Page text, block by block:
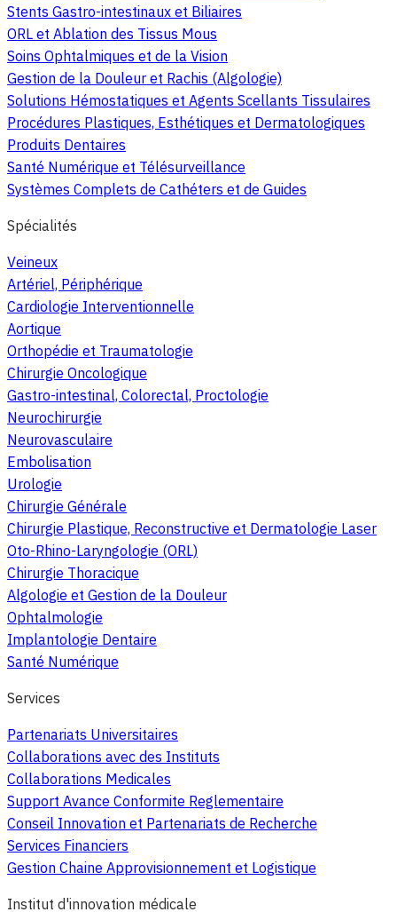
Stents Gastro-intestinaux et Biliaires
ORL et Ablation des Tissus Mous
Soins Ophtalmiques et de la Vision
Gestion de la Douleur et Rachis (Algologie)
Solutions Hémostatiques et Agents Scellants Tissulaires
Procédures Plastiques, Esthétiques et Dermatologiques
Produits Dentaires
Santé Numérique et Télésurveillance
Systèmes Complets de Cathéters et de Guides
Spécialités
Veineux
Artériel, Périphérique
Cardiologie Interventionnelle
Aortique
Orthopédie et Traumatologie
Chirurgie Oncologique
Gastro-intestinal, Colorectal, Proctologie
Neurochirurgie
Neurovasculaire
Embolisation
Urologie
Chirurgie Générale
Chirurgie Plastique, Reconstructive et Dermatologie Laser
Oto-Rhino-Laryngologie (ORL)
Chirurgie Thoracique
Algologie et Gestion de la Douleur
Ophtalmologie
Implantologie Dentaire
Santé Numérique
Services
Partenariats Universitaires
Collaborations avec des Instituts
Collaborations Medicales
Support Avance Conformite Reglementaire
Conseil Innovation et Partenariats de Recherche
Services Financiers
Gestion Chaine Approvisionnement et Logistique
Institut d'innovation médicale